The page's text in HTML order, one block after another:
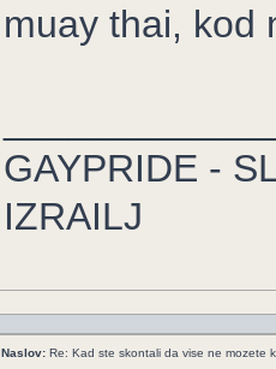
muay thai, kod
GAYPRIDE -
IZRAILJ
Naslov: Re: Kad ste skontali da vise ne mozete